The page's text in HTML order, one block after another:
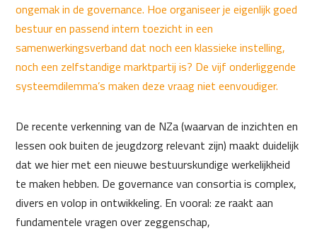
ongemak in de governance. Hoe organiseer je eigenlijk goed
bestuur en passend intern toezicht in een
samenwerkingsverband dat noch een klassieke instelling,
noch een zelfstandige marktpartij is? De vijf onderliggende
systeemdilemma’s maken deze vraag niet eenvoudiger.
De recente verkenning van de NZa (waarvan de inzichten en
lessen ook buiten de jeugdzorg relevant zijn) maakt duidelijk
dat we hier met een nieuwe bestuurskundige werkelijkheid
te maken hebben. De governance van consortia is complex,
divers en volop in ontwikkeling. En vooral: ze raakt aan
fundamentele vragen over zeggenschap,